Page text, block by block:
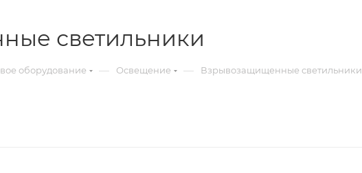
светильники
оборудование — Освещение — Взрывозащищенные светильники